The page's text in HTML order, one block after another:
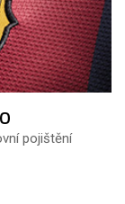
pojištění